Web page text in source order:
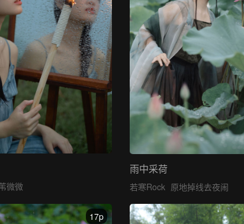
微微
雨中采荷
若寒Rock 原地掉线去夜闹
17p